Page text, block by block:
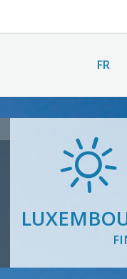
FR